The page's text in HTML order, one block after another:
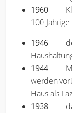
1960
100-
1946
1944
werden
Haus als
1938